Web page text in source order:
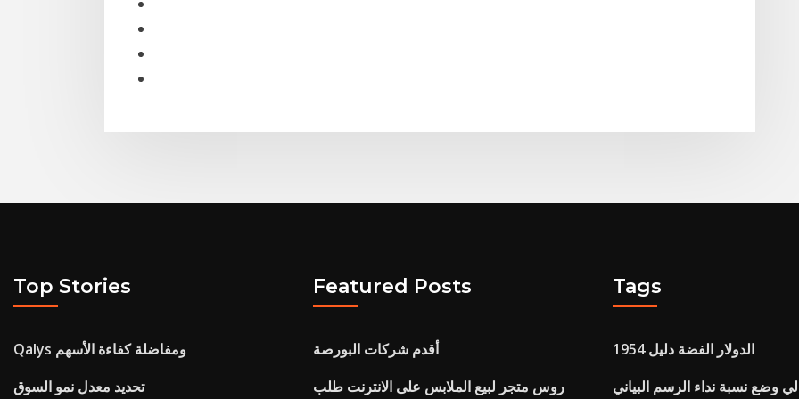
Top Stories
Qalys ومفاضلة كفاءة الأسهم
تحديد معدل نمو السوق
Featured Posts
أقدم شركات البورصة
روس متجر لبيع الملابس على الانترنت طلب
Tags
1954 الدولار الفضة دليل
وضع نسبة نداء الرسم البياني